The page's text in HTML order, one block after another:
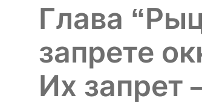
Глава
запрете
Их запрет